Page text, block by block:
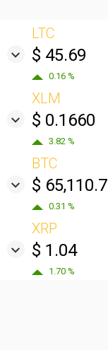
LTC
$ 45.69
0.16 %
XLM
$ 0.1660
3.82 %
BTC
$ 65,110.7
0.31 %
XRP
$ 1.04
1.70 %